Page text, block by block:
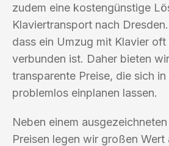
zudem eine kostengünstige
Klaviertransport nach
dass ein Umzug mit Klavier
verbunden ist. Daher bieten
transparente Preise, die sich
problemlos einplanen lassen.
Neben einem
Preisen legen wir großen Wert